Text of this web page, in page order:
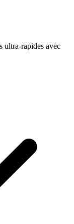
ultra-rapides avec